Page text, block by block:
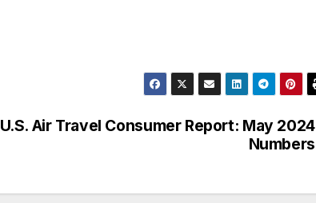
U.S. Air Travel Consumer Report: May 2024
Numbers